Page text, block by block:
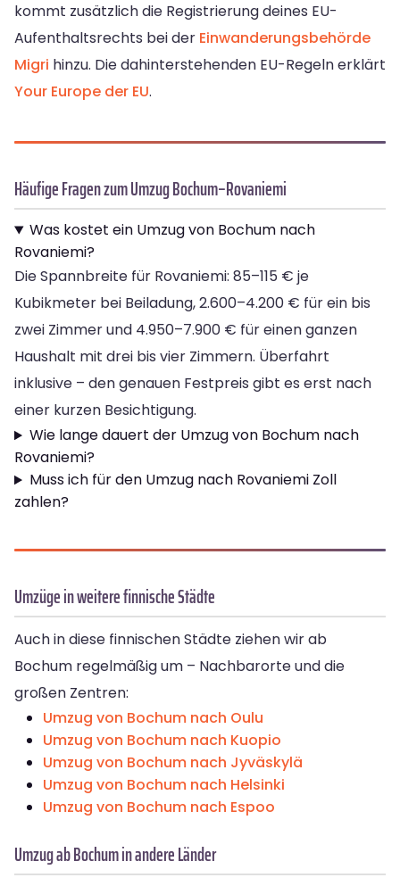
kommt zusätzlich die Registrierung deines EU-
Aufenthaltsrechts bei der Einwanderungsbehörde
Migri hinzu. Die dahinterstehenden EU-Regeln erklärt
Your Europe der EU.
Häufige Fragen zum Umzug Bochum–Rovaniemi
Was kostet ein Umzug von Bochum nach
Rovaniemi?
Die Spannbreite für Rovaniemi: 85–115 € je
Kubikmeter bei Beiladung, 2.600–4.200 € für ein bis
zwei Zimmer und 4.950–7.900 € für einen ganzen
Haushalt mit drei bis vier Zimmern. Überfahrt
inklusive – den genauen Festpreis gibt es erst nach
einer kurzen Besichtigung.
Wie lange dauert der Umzug von Bochum nach
Rovaniemi?
Muss ich für den Umzug nach Rovaniemi Zoll
zahlen?
Umzüge in weitere finnische Städte
Auch in diese finnischen Städte ziehen wir ab
Bochum regelmäßig um – Nachbarorte und die
großen Zentren:
Umzug von Bochum nach Oulu
Umzug von Bochum nach Kuopio
Umzug von Bochum nach Jyväskylä
Umzug von Bochum nach Helsinki
Umzug von Bochum nach Espoo
Umzug ab Bochum in andere Länder